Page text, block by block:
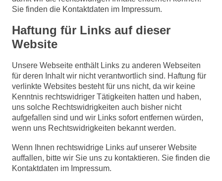
Sie finden die Kontaktdaten im Impressum.
Haftung für Links auf dieser
Website
Unsere Webseite enthält Links zu anderen Webseiten
für deren Inhalt wir nicht verantwortlich sind. Haftung für
verlinkte Websites besteht für uns nicht, da wir keine
Kenntnis rechtswidriger Tätigkeiten hatten und haben,
uns solche Rechtswidrigkeiten auch bisher nicht
aufgefallen sind und wir Links sofort entfernen würden,
wenn uns Rechtswidrigkeiten bekannt werden.
Wenn Ihnen rechtswidrige Links auf unserer Website
auffallen, bitte wir Sie uns zu kontaktieren. Sie finden die
Kontaktdaten im Impressum.